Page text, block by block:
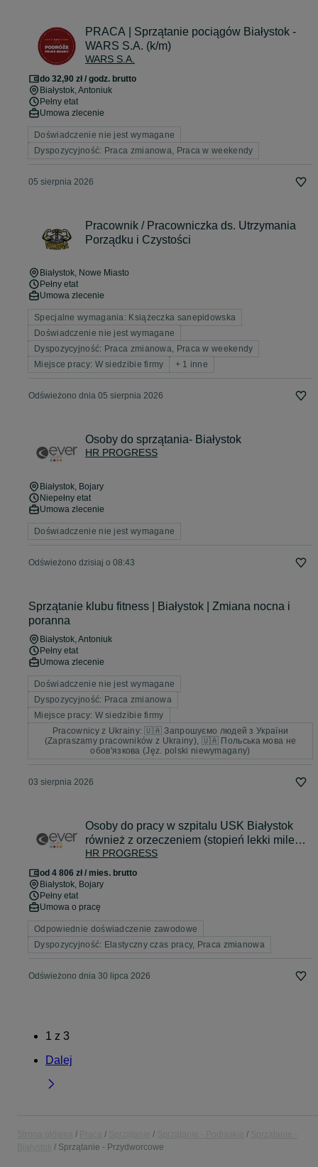
PRACA | Sprzątanie pociągów Białystok -
WARS S.A. (k/m)
WARS S.A.
do 32,90 zł / godz. brutto
Białystok, Antoniuk
Pełny etat
Umowa zlecenie
Doświadczenie nie jest wymagane
Dyspozycyjność: Praca zmianowa, Praca w weekendy
05 sierpnia 2026
Pracownik / Pracowniczka ds. Utrzymania
Porządku i Czystości
Białystok, Nowe Miasto
Pełny etat
Umowa zlecenie
Specjalne wymagania: Książeczka sanepidowska
Doświadczenie nie jest wymagane
Dyspozycyjność: Praca zmianowa, Praca w weekendy
Miejsce pracy: W siedzibie firmy
+ 1 inne
Odświeżono dnia 05 sierpnia 2026
Osoby do sprzątania- Białystok
HR PROGRESS
Białystok, Bojary
Niepełny etat
Umowa zlecenie
Doświadczenie nie jest wymagane
Odświeżono dzisiaj o 08:43
Sprzątanie klubu fitness | Białystok | Zmiana nocna i
poranna
Białystok, Antoniuk
Pełny etat
Umowa zlecenie
Doświadczenie nie jest wymagane
Dyspozycyjność: Praca zmianowa
Miejsce pracy: W siedzibie firmy
Pracownicy z Ukrainy: 🇺🇦 Запрошуємо людей з України
(Zapraszamy pracowników z Ukrainy), 🇺🇦 Польська мова не
обов'язкова (Jęz. polski niewymagany)
03 sierpnia 2026
Osoby do pracy w szpitalu USK Białystok
również z orzeczeniem (stopień lekki mile
widziany)
HR PROGRESS
od 4 806 zł / mies. brutto
Białystok, Bojary
Pełny etat
Umowa o pracę
Odpowiednie doświadczenie zawodowe
Dyspozycyjność: Elastyczny czas pracy, Praca zmianowa
Odświeżono dnia 30 lipca 2026
1 z 3
Dalej
Sprzątanie - Przydworcowe